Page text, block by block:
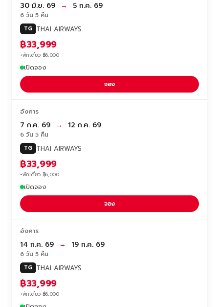
30 มิ.ย. 69 → 5 ก.ค. 69
6 วัน 5 คืน
TG THAI AIRWAYS
฿33,999
+พักเดี่ยว ฿6,000
เปิดจอง
จอง
อังคาร
7 ก.ค. 69 → 12 ก.ค. 69
6 วัน 5 คืน
TG THAI AIRWAYS
฿33,999
+พักเดี่ยว ฿6,000
เปิดจอง
จอง
อังคาร
14 ก.ค. 69 → 19 ก.ค. 69
6 วัน 5 คืน
TG THAI AIRWAYS
฿33,999
+พักเดี่ยว ฿6,000